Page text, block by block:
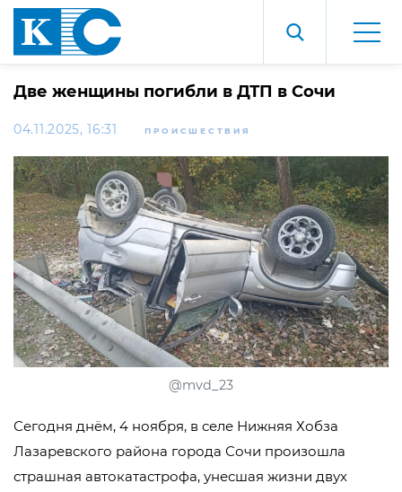
Две женщины погибли в ДТП в Сочи
04.11.2025, 16:31 ПРОИСШЕСТВИЯ
@mvd_23
Сегодня днём, 4 ноября, в селе Нижняя Хобза
Лазаревского района города Сочи произошла
страшная автокатастрофа, унесшая жизни двух